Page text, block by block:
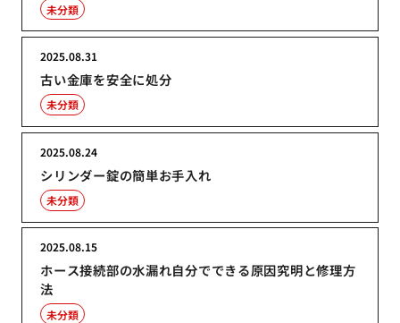
未分類
古い金庫を安全に処分
2025.08.31
未分類
シリンダー錠の簡単お手入れ
2025.08.24
未分類
ホース接続部の水漏れ自分でできる原因究明と修理方
法
2025.08.15
未分類